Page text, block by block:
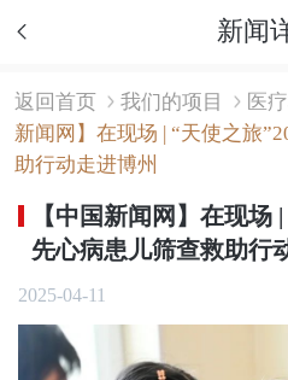
新闻
返回首页 我们的项目 医
新闻网】在现场 | “天使之旅
助行动走进博州
【中国新闻网】在现场
先心病患儿筛查救助行
2025-04-11